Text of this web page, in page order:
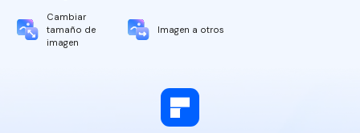
Cambiar
tamaño de
imagen
Imagen a otros